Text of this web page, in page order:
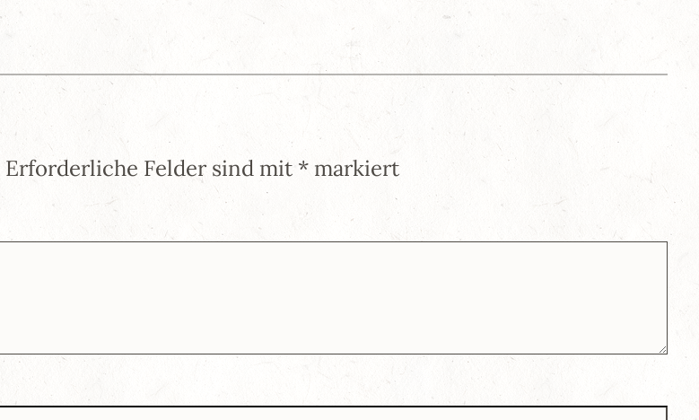
Erforderliche Felder sind mit *markiert